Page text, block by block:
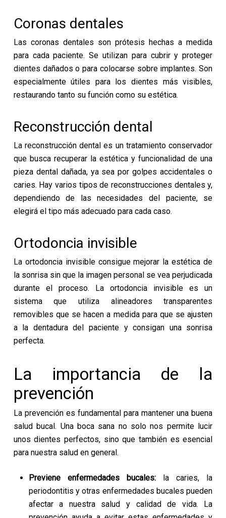
Coronas dentales
Las coronas dentales son prótesis hechas a medida
para cada paciente. Se utilizan para cubrir y proteger
dientes dañados o para colocarse sobre implantes. Son
especialmente útiles para los dientes más visibles,
restaurando tanto su función como su estética.
Reconstrucción dental
La reconstrucción dental es un tratamiento conservador
que busca recuperar la estética y funcionalidad de una
pieza dental dañada, ya sea por golpes accidentales o
caries. Hay varios tipos de reconstrucciones dentales y,
dependiendo de las necesidades del paciente, se
elegirá el tipo más adecuado para cada caso.
Ortodoncia invisible
La ortodoncia invisible consigue mejorar la estética de
la sonrisa sin que la imagen personal se vea perjudicada
durante el proceso. La ortodoncia invisible es un
sistema que utiliza alineadores transparentes
removibles que se hacen a medida para que se ajusten
a la dentadura del paciente y consigan una sonrisa
perfecta.
La importancia de la
prevención
La prevención es fundamental para mantener una buena
salud bucal. Una boca sana no solo nos permite lucir
unos dientes perfectos, sino que también es esencial
para nuestra salud en general.
Previene enfermedades bucales: la caries, la
periodontitis y otras enfermedades bucales pueden
afectar a nuestra salud y calidad de vida. La